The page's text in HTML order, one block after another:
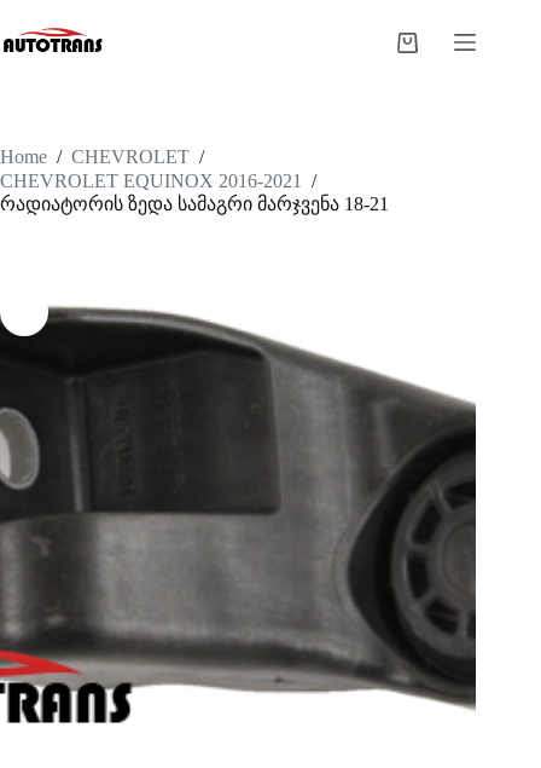
Home / CHEVROLET /
CHEVROLET EQUINOX 2016-2021
/
რადიატორის ზედა სამაგრი მარჯვენა 18-21